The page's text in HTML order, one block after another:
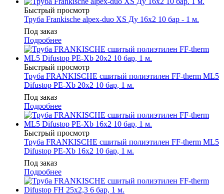
Быстрый просмотр
Труба Frankische alpex-duo XS Ду 16х2 10 бар - 1 м.
Под заказ
Подробнее
Быстрый просмотр
Труба FRANKISCHE сшитый полиэтилен FF-therm ML5
Difustop PE-Xb 20х2 10 бар, 1 м.
Под заказ
Подробнее
Быстрый просмотр
Труба FRANKISCHE сшитый полиэтилен FF-therm ML5
Difustop PE-Xb 16х2 10 бар, 1 м.
Под заказ
Подробнее